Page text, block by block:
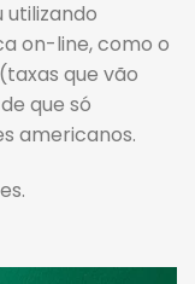
utilizando
on-line, como o
que vão
que só
americanos.